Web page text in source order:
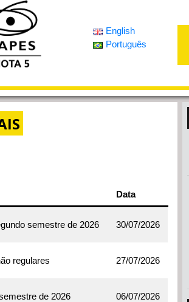
English
Português
Data
semestre de 2026 30/07/2026
regulares 27/07/2026
de 2026 06/07/2026